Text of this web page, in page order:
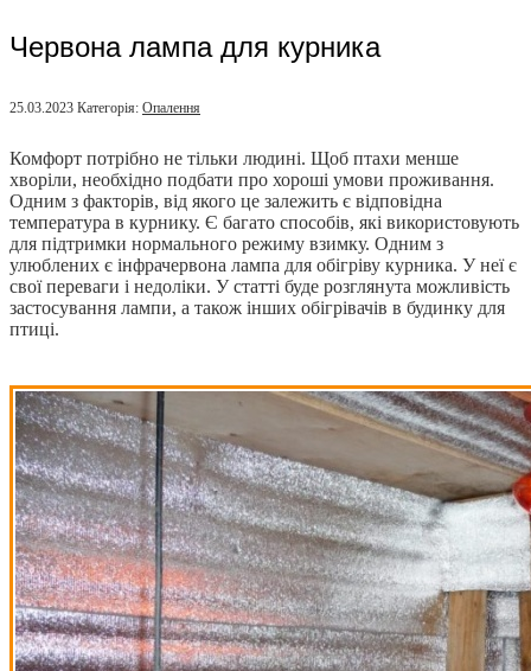
Червона лампа для курника
25.03.2023 Категорія: Опалення
Комфорт потрібно не тільки людині. Щоб птахи менше
хворіли, необхідно подбати про хороші умови проживання.
Одним з факторів, від якого це залежить є відповідна
температура в курнику. Є багато способів, які використовують
для підтримки нормального режиму взимку. Одним з
улюблених є інфрачервона лампа для обігріву курника. У неї є
свої переваги і недоліки. У статті буде розглянута можливість
застосування лампи, а також інших обігрівачів в будинку для
птиці.